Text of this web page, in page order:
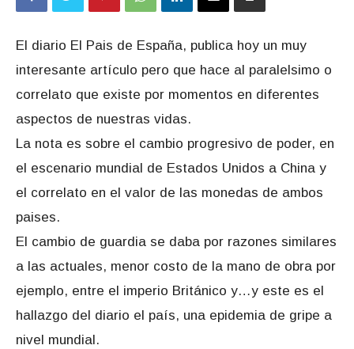
El diario El Pais de España, publica hoy un muy
interesante artículo pero que hace al paralelsimo o
correlato que existe por momentos en diferentes
aspectos de nuestras vidas.
La nota es sobre el cambio progresivo de poder, en
el escenario mundial de Estados Unidos a China y
el correlato en el valor de las monedas de ambos
paises.
El cambio de guardia se daba por razones similares
a las actuales, menor costo de la mano de obra por
ejemplo, entre el imperio Británico y…y este es el
hallazgo del diario el país, una epidemia de gripe a
nivel mundial.